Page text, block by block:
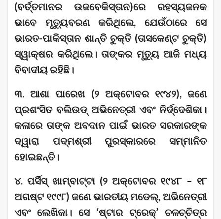
(ବର୍ତ୍ତମାନର ଉଜବେକିସ୍ତାନ)ରେ ରହସ୍ୟଜନକ
ଭାବେ ମୃତ୍ୟୁବରଣ କରିଥିଲେ, ଯେଉଁଠାରେ ସେ
ଭାରତ-ପାକିସ୍ତାନ ଶାନ୍ତି ଚୁକ୍ତି (ତାସକେଣ୍ଟ ଚୁକ୍ତି)
ସ୍ୱାକ୍ଷର କରିଥିଲେ। ତାଙ୍କର ମୃତ୍ୟୁ ଆଜି ମଧ୍ୟ
ବିବାଦୀୟ ରହିଛି।
୩. ଆଶା ପାରେଖ (୨ ଅକ୍ଟୋବର ୧୯୪୨), ଜଣେ
ପ୍ରଶଂସିତ ବଲିଉଡ୍ ଅଭିନେତ୍ରୀ ଏବଂ ନିର୍ଦ୍ଦେଶିକା।
କଳାରେ ତାଙ୍କ ଅବଦାନ ପାଇଁ ଭାରତ ସରକାରଙ୍କ
ଦ୍ୱାରା ପଦ୍ମଶ୍ରୀ ପୁରସ୍କାରରେ ସମ୍ମାନିତ
ହୋଇଛନ୍ତି।
୪. ପର୍ସିସ୍ ଖାମ୍ବାଟ୍ଟା (୨ ଅକ୍ଟୋବର ୧୯୪୮ – ୧୮
ଅଗଷ୍ଟ ୧୯୯୮) ଜଣେ ଭାରତୀୟ ମଡେଲ୍, ଅଭିନେତ୍ରୀ
ଏବଂ ଲେଖିକା। ସେ ‘ଷ୍ଟାର ଟ୍ରେକ୍’ ଚଳଚ୍ଚିତ୍ର